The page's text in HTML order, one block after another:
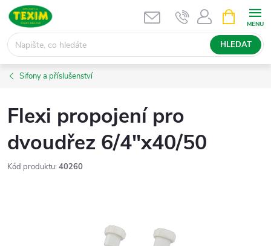
Přejít
obsah
HLEDAT
NÁKUPNÍ
KOŠÍK
Sifony a příslušenství
Flexi propojení pro
dvoudřez 6/4"x40/50
Kód produktu: 40260